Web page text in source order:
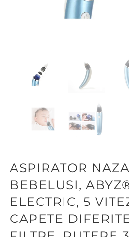
ASPIRATOR
BEBELUSI,
ELECTRIC, 5
CAPETE